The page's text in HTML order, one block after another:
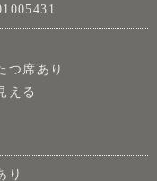
つ席あり
える
り